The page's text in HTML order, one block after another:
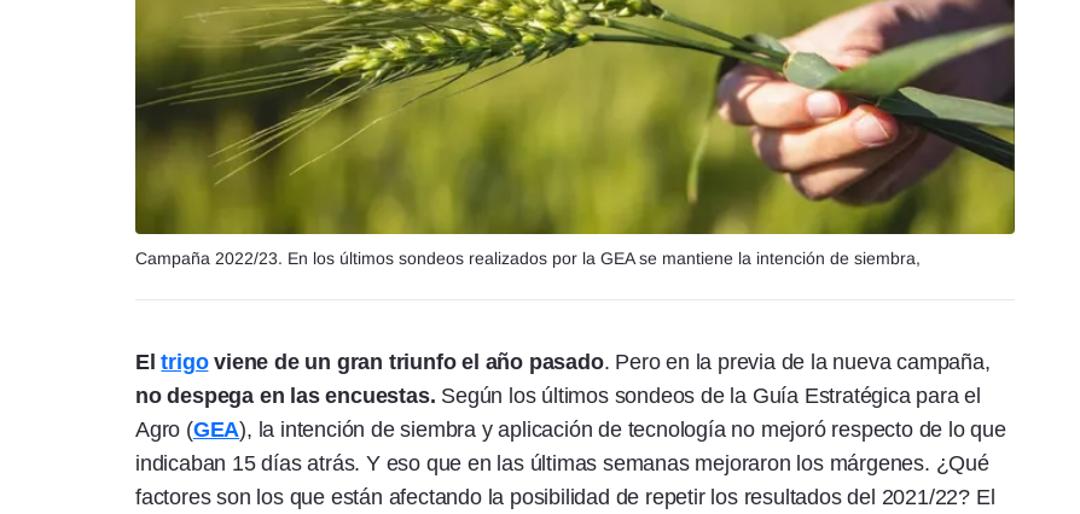
Campaña 2022/23. En los últimos sondeos realizados por la GEA se mantiene la intención de siembra,
Eltrigoviene de un gran triunfo el año pasado. Pero en la previa de la nueva campaña,
no despega en las encuestas. Según los últimos sondeos de la Guía Estratégica para el
Agro (GEA), la intención de siembra y aplicación de tecnología no mejoró respecto de lo que
indicaban 15 días atrás. Y eso que en las últimas semanas mejoraron los márgenes. ¿Qué
factores son los que están afectando la posibilidad de repetir los resultados del 2021/22? El